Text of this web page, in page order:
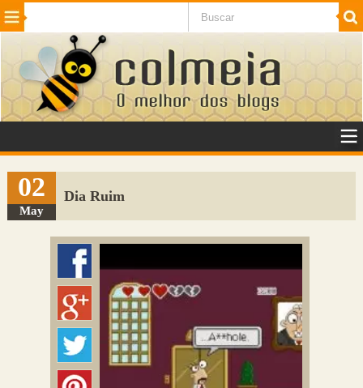
Beleza Cinema e TV
Internet Jogos NotÃ­cias SaÃºde
VeÃ­culos Adulto
Sugerir Link
Adicionar Blog
Colmeia Exchange
Perguntas Frequentes
02
May
Dia Ruim